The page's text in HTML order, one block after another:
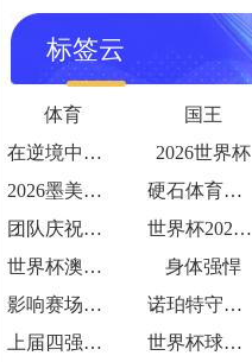
标签云
体育 国王
在逆境中探寻破局之光
2026世界杯
2026墨美加世界杯：48队赛制下种子队
硬石体育场加勒比海季风期的排水系统测试：
团队庆祝氛围拉满
世界杯2026：哪支球队的“战术执行力”
世界杯澳大利亚：亚洲袋鼠
身体强悍
影响赛场表现
诺珀特守护！32 岁荷兰门神世界杯屏障
上届四强再遇强敌
世界杯球员因发型像鸡冠被解说调侃